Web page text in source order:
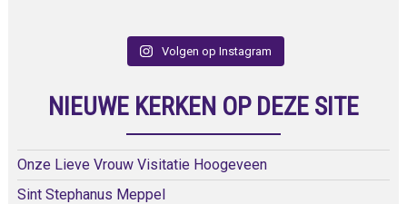
Volgen op Instagram
NIEUWE KERKEN OP DEZE SITE
Onze Lieve Vrouw Visitatie Hoogeveen
Sint Stephanus Meppel